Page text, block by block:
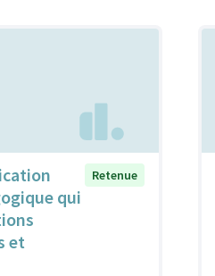
qui
et
Retenue